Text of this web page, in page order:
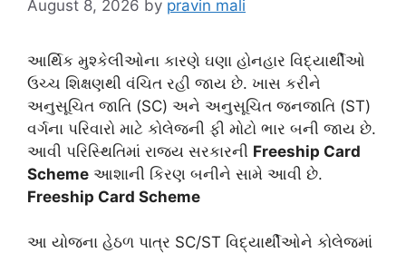
August 8, 2026 by pravin mali
આર્થિક મુશ્કેલીઓના કારણે ઘણા હોનહાર વિદ્યાર્થીઓ
ઉચ્ચ શિક્ષણથી વંચિત રહી જાય છે. ખાસ કરીને
અનુસૂચિત જાતિ (SC) અને અનુસૂચિત જનજાતિ (ST)
વર્ગના પરિવારો માટે કોલેજની ફી મોટો ભાર બની જાય છે.
આવી પરિસ્થિતિમાં રાજ્ય સરકારની Freeship Card
Scheme આશાની કિરણ બનીને સામે આવી છે.
Freeship Card Scheme
આ યોજના હેઠળ પાત્ર SC/ST વિદ્યાર્થીઓને કોલેજમાં